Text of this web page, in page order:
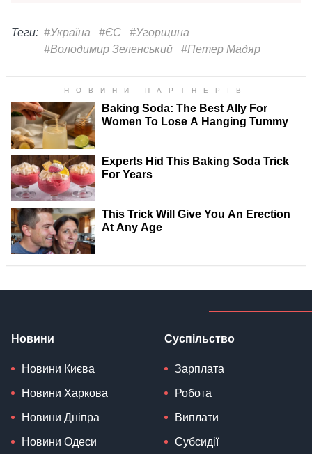
Теги: #Україна #ЄС
#Угорщина
#Володимир Зеленський
#Петер Мадяр
Новини
Новини Києва
Новини Харкова
Новини Дніпра
Новини Одеси
Суспільство
Зарплата
Робота
Виплати
Субсидії